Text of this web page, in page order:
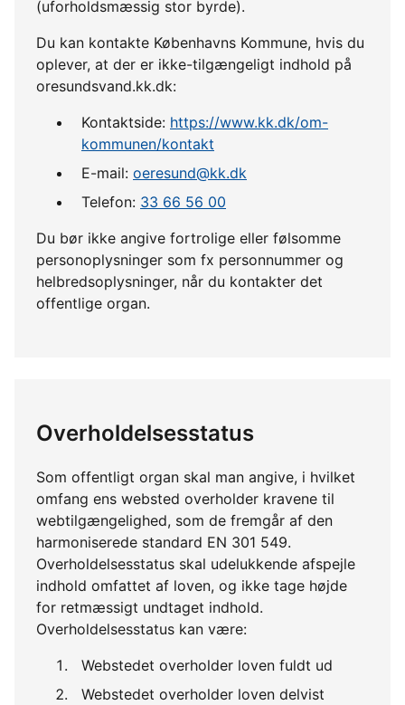
(uforholdsmæssig stor byrde).
Du kan kontakte Københavns Kommune, hvis du
oplever, at der er ikke-tilgængeligt indhold på
oresundsvand.kk.dk:
Kontaktside: https://www.kk.dk/om-
kommunen/kontakt
E-mail: oeresund@kk.dk
Telefon: 33 66 56 00
Du bør ikke angive fortrolige eller følsomme
personoplysninger som fx personnummer og
helbredsoplysninger, når du kontakter det
offentlige organ.
Overholdelsesstatus
Som offentligt organ skal man angive, i hvilket
omfang ens websted overholder kravene til
webtilgængelighed, som de fremgår af den
harmoniserede standard EN 301 549.
Overholdelsesstatus skal udelukkende afspejle
indhold omfattet af loven, og ikke tage højde
for retmæssigt undtaget indhold.
Overholdelsesstatus kan være:
Webstedet overholder loven fuldt ud
Webstedet overholder loven delvist